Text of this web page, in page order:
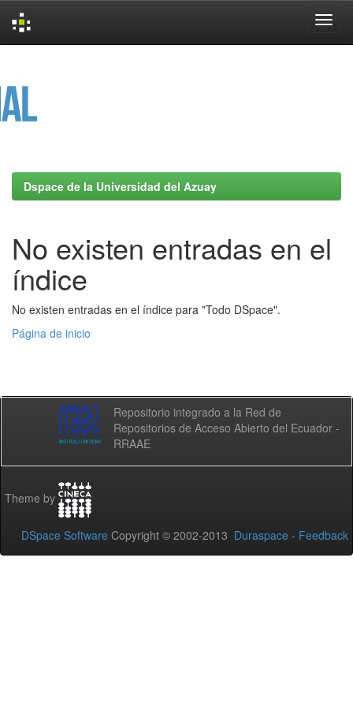
Dspace de la Universidad del Azuay
No existen entradas en el
índice
No existen entradas en el índice para "Todo DSpace".
Página de inicio
Repositorio integrado a la Red de
Repositorios de Acceso Abierto del Ecuador -
RRAAE
Theme by
DSpace Software Copyright © 2002-2013 Duraspace - Feedback